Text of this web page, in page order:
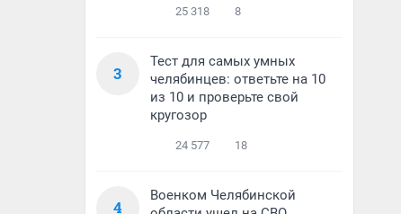
25 318 8
3
Тест для самых умных
челябинцев: ответьте на 10
из 10 и проверьте свой
кругозор
24 577 18
4
Военком Челябинской